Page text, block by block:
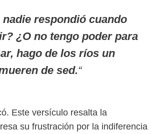
respondió cuando
¿O no tengo poder para
hago de los ríos un
de sed.“
Este versículo resalta la
su frustración por la indiferencia